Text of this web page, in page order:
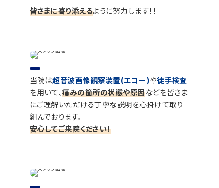
皆さまに寄り添えるように努力します！！
当院は超音波画像観察装置(エコー)や徒手検査
を用いて、痛みの箇所の状態や原因などを皆さま
にご理解いただける丁寧な説明を心掛けて取り
組んでおります。
安心してご来院ください！